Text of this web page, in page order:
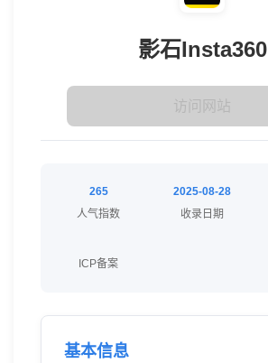
影石Insta360
访问网站
265
人气指数
2025-08-28
收录日期
ICP备案
基本信息